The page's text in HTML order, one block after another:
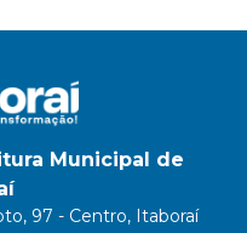
Municipal de
97 - Centro, Itaboraí